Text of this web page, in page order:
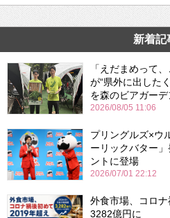
新着記
「えだまめって
が“県外に出した
を森のビアガー
2026/08/05 11:06
プリングルズ×ウ
ーリックバター
ントに登場
2026/07/01 22:12
外食市場、コロ
3282億円に